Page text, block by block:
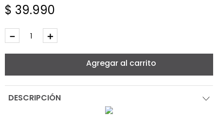
$ 39.990
＋
－
Agregar al carrito
DESCRIPCIÓN